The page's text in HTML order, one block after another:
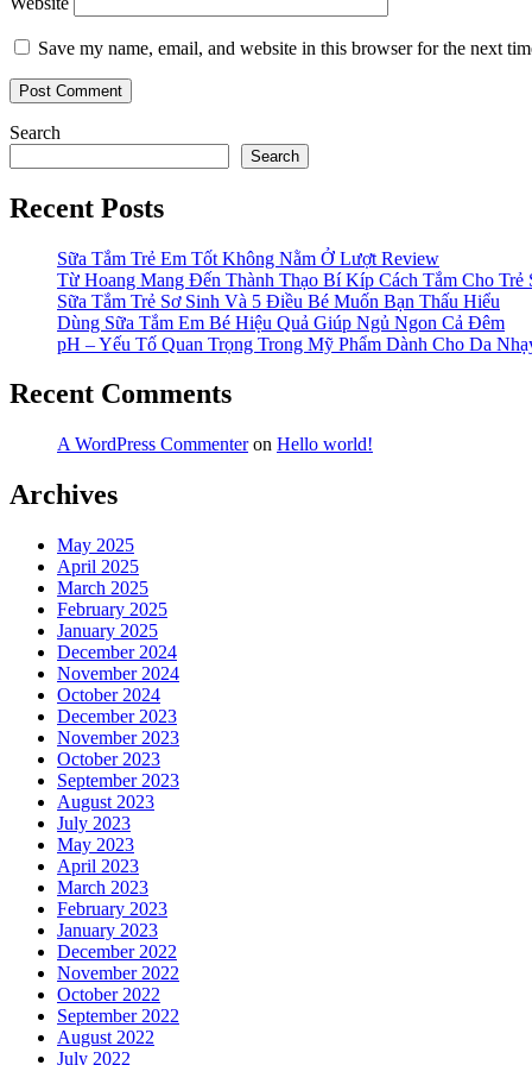
Save my name, email, and website in this browser for the next
Search
Search
Recent Posts
Sữa Tắm Trẻ Em Tốt Không Nằm Ở Lượt Review
Từ Hoang Mang Đến Thành Thạo Bí Kíp Cách Tắm Cho Trẻ
Sữa Tắm Trẻ Sơ Sinh Và 5 Điều Bé Muốn Bạn Thấu Hiểu
Dùng Sữa Tắm Em Bé Hiệu Quả Giúp Ngủ Ngon Cả Đêm
pH – Yếu Tố Quan Trọng Trong Mỹ Phẩm Dành Cho Da
Recent Comments
A WordPress Commenteron Hello world!
Archives
May 2025
April 2025
March 2025
February 2025
January 2025
December 2024
November 2024
October 2024
December 2023
November 2023
October 2023
September 2023
August 2023
July 2023
May 2023
April 2023
March 2023
February 2023
January 2023
December 2022
November 2022
October 2022
September 2022
August 2022
July 2022